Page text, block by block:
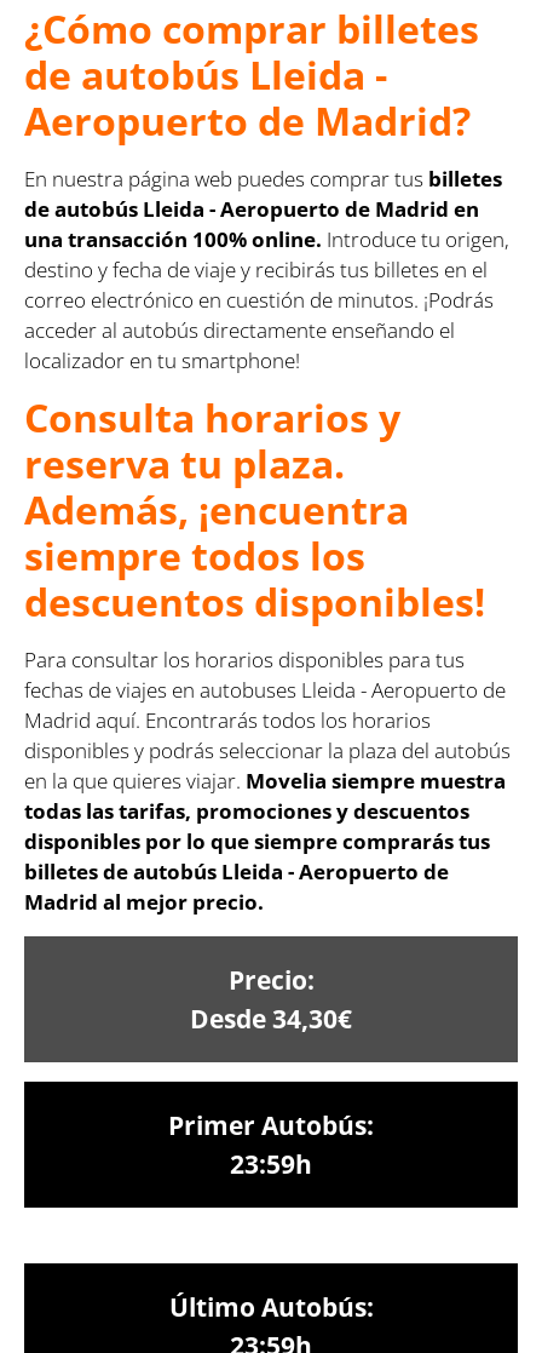
¿Cómo comprar billetes
de autobús Lleida -
Aeropuerto de Madrid?
En nuestra página web puedes comprar tus billetes
de autobús Lleida - Aeropuerto de Madrid en
una transacción 100% online. Introduce tu origen,
destino y fecha de viaje y recibirás tus billetes en el
correo electrónico en cuestión de minutos. ¡Podrás
acceder al autobús directamente enseñando el
localizador en tu smartphone!
Consulta horarios y
reserva tu plaza.
Además, ¡encuentra
siempre todos los
descuentos disponibles!
Para consultar los horarios disponibles para tus
fechas de viajes en autobuses Lleida - Aeropuerto de
Madrid aquí. Encontrarás todos los horarios
disponibles y podrás seleccionar la plaza del autobús
en la que quieres viajar. Movelia siempre muestra
todas las tarifas, promociones y descuentos
disponibles por lo que siempre comprarás tus
billetes de autobús Lleida - Aeropuerto de
Madrid al mejor precio.
Precio:
Desde 34,30€
Primer Autobús:
23:59h
Último Autobús:
23:59h